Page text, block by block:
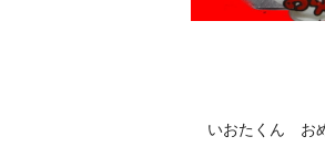
いおたくん お